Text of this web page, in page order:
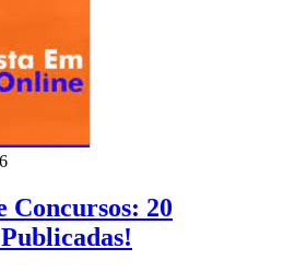
Concursos: 20